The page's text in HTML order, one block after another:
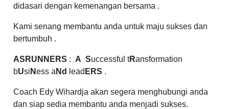
didasari dengan kemenangan bersama .
Kami senang membantu anda untuk maju sukses dan
bertumbuh .
ASRUNNERS : A Successful tRansformation
bUsi Ness a Nd lead ERS .
Coach Edy Wihardja akan segera menghubungi anda
dan siap sedia membantu anda menjadi sukses.